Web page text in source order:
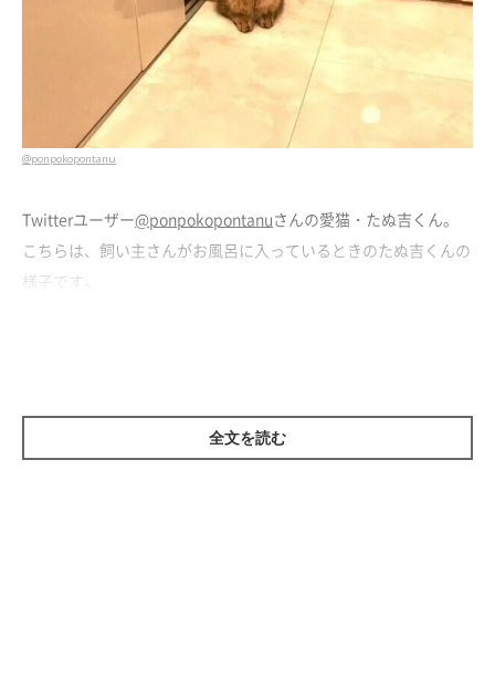
@ponpokopontanu
Twitterユーザー@ponpokopontanuさんの愛猫・たぬ吉くん。
こちらは、飼い主さんがお風呂に入っているときのたぬ吉くんの
様子です。
全文を読む